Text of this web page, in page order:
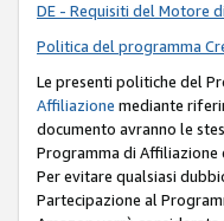
DE - Requisiti del Motore
Politica del programma
Le presenti politiche del
Affiliazione mediante
documento avranno le
Programma di Affiliazione
Per evitare qualsiasi
Partecipazione al